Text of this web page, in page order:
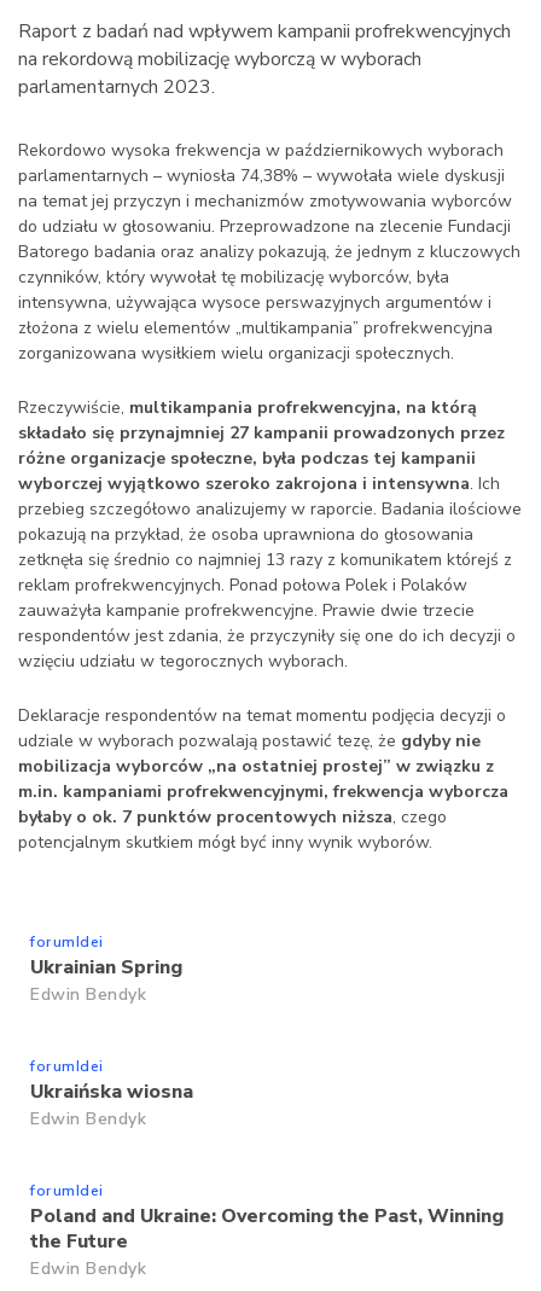
Raport z badań nad wpływem kampanii profrekwencyjnych
na rekordową mobilizację wyborczą w wyborach
parlamentarnych 2023.
Rekordowo wysoka frekwencja w październikowych wyborach
parlamentarnych – wyniosła 74,38% – wywołała wiele dyskusji
na temat jej przyczyn i mechanizmów zmotywowania wyborców
do udziału w głosowaniu. Przeprowadzone na zlecenie Fundacji
Batorego badania oraz analizy pokazują, że jednym z kluczowych
czynników, który wywołał tę mobilizację wyborców, była
intensywna, używająca wysoce perswazyjnych argumentów i
złożona z wielu elementów „multikampania” profrekwencyjna
zorganizowana wysiłkiem wielu organizacji społecznych.
Rzeczywiście, multikampania profrekwencyjna, na którą
składało się przynajmniej 27 kampanii prowadzonych przez
różne organizacje społeczne, była podczas tej kampanii
wyborczej wyjątkowo szeroko zakrojona i intensywna. Ich
przebieg szczegółowo analizujemy w raporcie. Badania ilościowe
pokazują na przykład, że osoba uprawniona do głosowania
zetknęła się średnio co najmniej 13 razy z komunikatem którejś z
reklam profrekwencyjnych. Ponad połowa Polek i Polaków
zauważyła kampanie profrekwencyjne. Prawie dwie trzecie
respondentów jest zdania, że przyczyniły się one do ich decyzji o
wzięciu udziału w tegorocznych wyborach.
Deklaracje respondentów na temat momentu podjęcia decyzji o
udziale w wyborach pozwalają postawić tezę, że gdyby nie
mobilizacja wyborców „na ostatniej prostej” w związku z
m.in. kampaniami profrekwencyjnymi, frekwencja wyborcza
byłaby o ok. 7 punktów procentowych niższa, czego
potencjalnym skutkiem mógł być inny wynik wyborów.
forumIdei
Ukrainian Spring
Edwin Bendyk
forumIdei
Ukraińska wiosna
Edwin Bendyk
forumIdei
Poland and Ukraine: Overcoming the Past, Winning
the Future
Edwin Bendyk